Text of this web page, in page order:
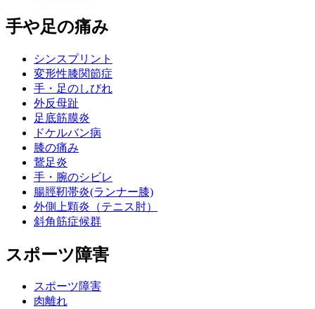
手や足の痛み
シンスプリント
変形性膝関節症
手・足のしびれ
外反母趾
足底筋膜炎
ドケルバン病
膝の痛み
鵞足炎
手・腕のシビレ
腸脛靭帯炎(ランナー膝)
外側上顆炎（テニス肘）
斜角筋症候群
スポーツ障害
スポーツ障害
肉離れ